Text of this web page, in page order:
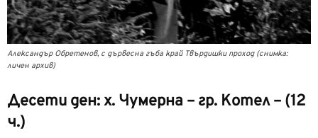
Александър Обретенов, с дървесна гъба край Твърдишки проход (снимка:
личен архив)
Десети ден: х. Чумерна – гр. Котел – (12
ч.)